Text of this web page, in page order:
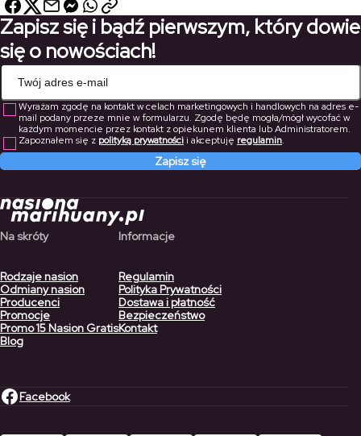
Zapisz się i bądź pierwszym, który dowie
się o nowościach!
Wyrażam zgodę na kontakt w celach marketingowych i handlowych na adres e-
mail podany przeze mnie w formularzu. Zgodę będę mogła/mógł wycofać w
każdym momencie przez kontakt z opiekunem klienta lub Administratorem.
Zapoznałem się z polityką prywatnościi akceptuję regulamin.
Zapisz się
Na skróty
Rodzaje nasion
Odmiany nasion
Producenci
Promocje
Promo 15 Nasion Gratis
Blog
Informacje
Regulamin
Polityka Prywatności
Dostawa i płatność
Bezpieczeństwo
Kontakt
Facebook